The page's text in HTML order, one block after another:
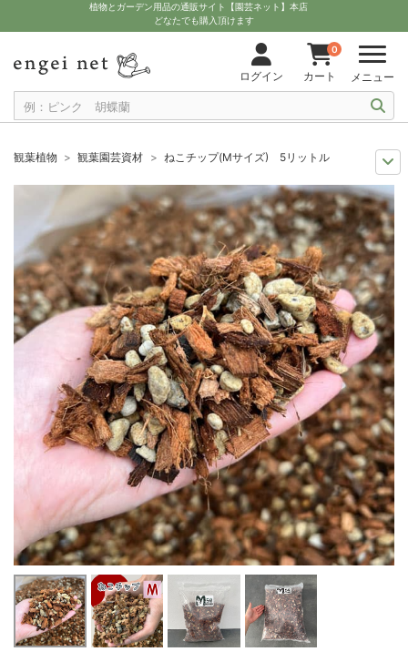
植物とガーデン用品の通販サイト【園芸ネット】本店
どなたでも購入頂けます
ログイン
0
カート メニュー
観葉植物 観葉園芸資材
ねこチップ(Mサイズ) 5リットル
観葉植物特集
おすすめ資材 ねこチップ(Mサイズ) 5リットル